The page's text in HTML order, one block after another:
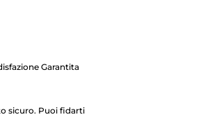
Garantita
sicuro. Puoi fidarti